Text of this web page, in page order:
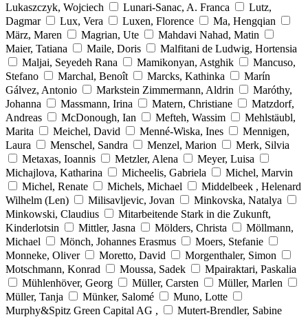
Lukaszczyk, Wojciech
Lunari-Sanac, A. Franca
Lutz,
Dagmar
Lux, Vera Luxen, Florence
Ma, Hengqian
März, Maren
Magrian, Ute
Mahdavi Nahad, Matin
Maier, Tatiana
Maile, Doris
Malfitani de Ludwig, Hortensia
Maljai, Seyedeh Rana
Mamikonyan, Astghik
Mancuso,
Stefano
Marchal, Benoît Marcks, Kathinka
Marín
Gálvez, Antonio
Markstein Zimmermann, Aldrin
Maróthy,
Johanna
Massmann, Irina Matern, Christiane
Matzdorf,
Andreas
McDonough, Ian Mefteh, Wassim
Mehlstäubl,
Marita
Meichel, David Menné-Wiska, Ines
Mennigen,
Laura
Menschel, Sandra Menzel, Marion
Merk, Silvia
Metaxas, Ioannis
Metzler, Alena
Meyer, Luisa
Michajlova, Katharina
Micheelis, Gabriela
Michel, Marvin
Michel, Renate
Michels, Michael
Middelbeek , Helenard
Wilhelm (Len)
Milisavljevic, Jovan
Minkovska, Natalya
Minkowski, Claudius
Mitarbeitende Stark in die Zukunft,
Kinderlotsin
Mittler, Jasna Mölders, Christa
Möllmann,
Michael
Mönch, Johannes Erasmus
Moers, Stefanie
Monneke, Oliver
Moretto, David
Morgenthaler, Simon
Motschmann, Konrad
Moussa, Sadek
Mpairaktari, Paskalia
Mühlenhöver, Georg
Müller, Carsten
Müller, Marlen
Müller, Tanja
Münker, Salomé
Muno, Lotte
Murphy&Spitz Green Capital AG ,
Mutert-Brendler, Sabine